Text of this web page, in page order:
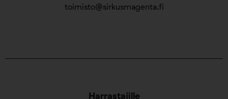
toimisto@sirkusmagenta.fi
Harrastajille